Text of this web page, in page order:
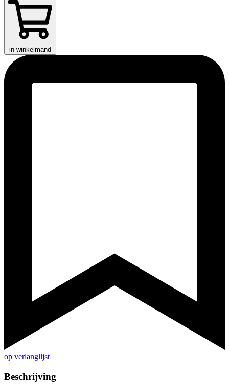
in winkelmand
op verlanglijst
Beschrijving